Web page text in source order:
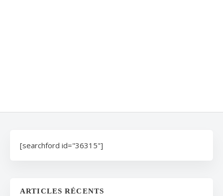
[searchford id="36315"]
ARTICLES RÉCENTS